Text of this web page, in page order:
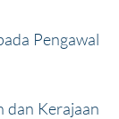
Pengawal
dan Kerajaan